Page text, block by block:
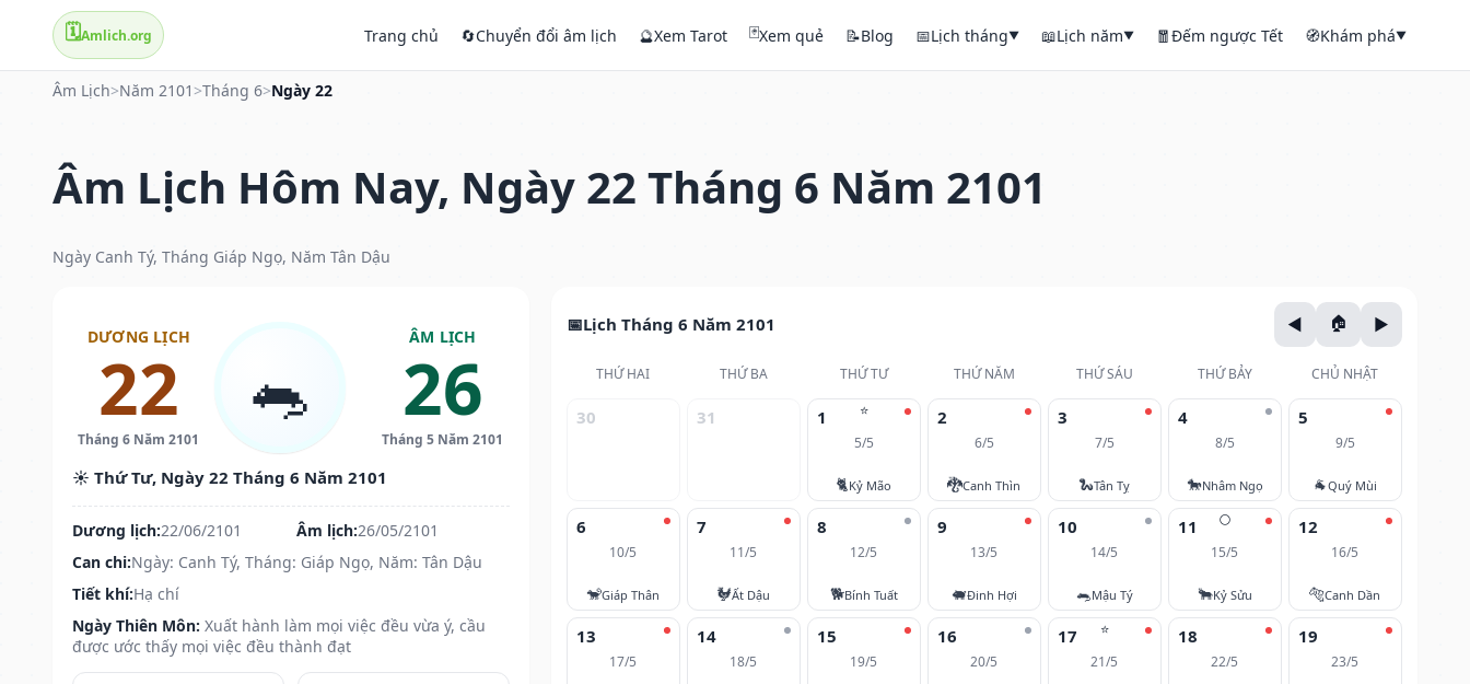
🗓️Amlich.org Trang chủ 🔄Chuyển đổi âm lịch 🔮Xem Tarot 🃏Xem quẻ 📝Blog 📅Lịch tháng▼ 📖Lịch năm▼ 🧧Đếm ngược Tết 🧭Khám phá▼
Âm Lịch>Năm 2101 >Tháng 6>Ngày 22
Âm Lịch Hôm Nay, Ngày 22 Tháng 6 Năm 2101
Ngày Canh Tý, Tháng Giáp Ngọ, Năm Tân Dậu
DƯƠNG LỊCH
22
Tháng 6 Năm 2101
🐀
ÂM LỊCH
26
Tháng 5 Năm 2101
☀️ Thứ Tư, Ngày 22 Tháng 6 Năm 2101
Dương lịch:22/06/2101 Âm lịch:26/05/2101
Can chi:Ngày: Canh Tý, Tháng: Giáp Ngọ, Năm: Tân Dậu
Tiết khí:Hạ chí
Ngày Thiên Môn: Xuất hành làm mọi việc đều vừa ý, cầu
được ước thấy mọi việc đều thành đạt
Lịch Tháng 6 Năm 2101
THỨ HAI THỨ BA THỨ TƯ THỨ NĂM THỨ SÁU THỨ BẢY CHỦ NHẬT
30 31 ⭐
1
5/5
🐈Kỷ Mão
2
6/5
🐉Canh Thìn
3
7/5
🐍Tân Tỵ
4
8/5
🐎Nhâm Ngọ
5
9/5
🐐Quý Mùi
6
10/5
🐒Giáp Thân
7
11/5
🐓Ất Dậu
8
12/5
🐕Bính Tuất
9
13/5
🐖Đinh Hợi
10
14/5
🐀Mậu Tý
🌕
11
15/5
🐂Kỷ Sửu
12
16/5
🐅Canh Dần
13
17/5
14
18/5
15
19/5
16
20/5
⭐
17
21/5
18
22/5
19
23/5